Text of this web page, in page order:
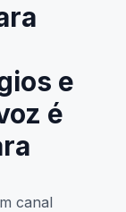
e
é
canal